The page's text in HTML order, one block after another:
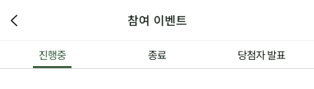
참여 이벤트
진행중 종료 당첨자 발표